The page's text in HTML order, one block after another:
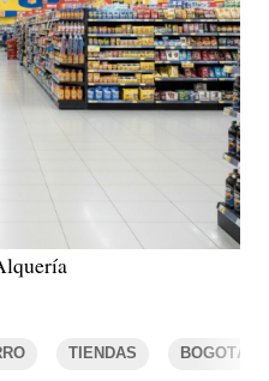
TIENDAS BOGOTÁ